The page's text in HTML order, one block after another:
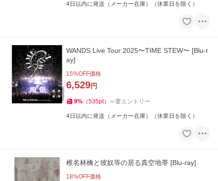
4日以内に発送（メーカー在庫）（休業日を除く）
WANDS Live Tour 2025〜TIME STEW〜 [Blu-r
ay]
15%OFF価格
6,529円
9% （535pt） 要エントリー
4日以内に発送（メーカー在庫）（休業日を除く）
椎名林檎と彼奴等の居る真空地帯 [Blu-ray]
18%OFF価格